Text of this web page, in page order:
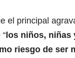
el principal
los niños, niñas
riesgo de ser